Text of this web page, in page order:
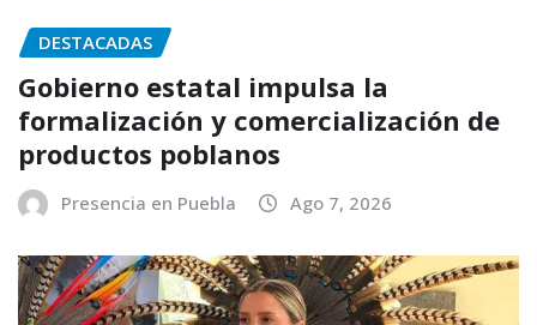
DESTACADAS
Gobierno estatal impulsa la
formalización y comercialización de
productos poblanos
Presencia en Puebla Ago 7, 2026